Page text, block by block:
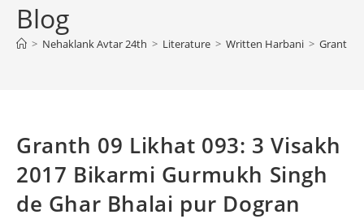
Blog
> Nehaklank Avtar 24th > Literature > Written Harbani > Granth
Granth 09 Likhat 093: 3 Visakh
2017 Bikarmi Gurmukh Singh
de Ghar Bhalai pur Dogran